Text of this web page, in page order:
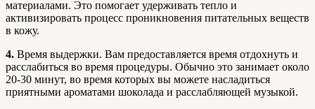
материалами. Это помогает удерживать тепло и
активизировать процесс проникновения питательных веществ
в кожу.
4. Время выдержки. Вам предоставляется время отдохнуть и
расслабиться во время процедуры. Обычно это занимает около
20-30 минут, во время которых вы можете насладиться
приятными ароматами шоколада и расслабляющей музыкой.